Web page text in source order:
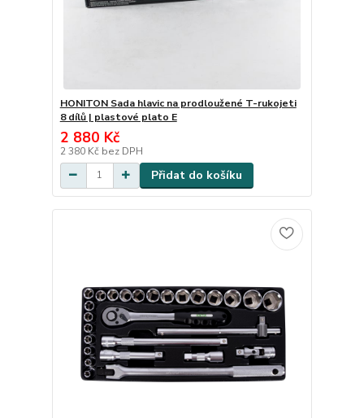
HONITON Sada hlavic na prodloužené T-rukojeti
8 dílů | plastové plato E
2 880 Kč
2 380 Kč bez DPH
Přidat do košíku